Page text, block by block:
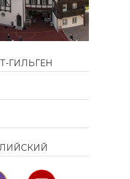
ГИЛЬГЕН